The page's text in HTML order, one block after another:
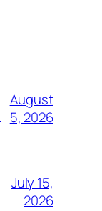
August
5, 2026
July 15,
2026